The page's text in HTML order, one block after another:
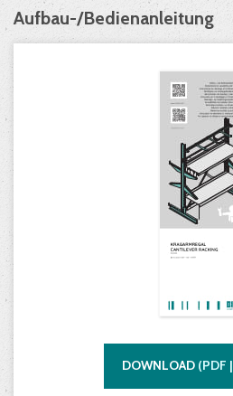
Aufbau-/Bedienanleitung
DOWNLOAD (PDF |